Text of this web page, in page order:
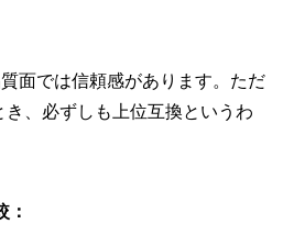
面では信頼感があります。ただ
き、必ずしも上位互換というわ
：